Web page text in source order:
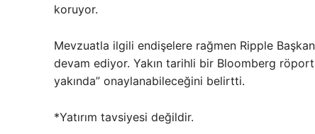
koruyor.
Mevzuatla ilgili endişelere rağmen Ripple
devam ediyor. Yakın tarihli bir Bloomberg
yakında” onaylanabileceğini belirtti.
*Yatırım tavsiyesi değildir.